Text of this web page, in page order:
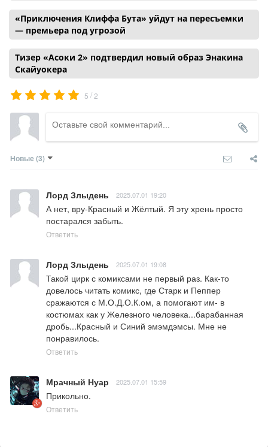
«Приключения Клиффа Бута» уйдут на пересъемки
— премьера под угрозой
Тизер «Асоки 2» подтвердил новый образ Энакина
Скайуокера
5 /2
Новые (3)
Лорд Злыдень 2025.07.01 19:20
А нет, вру-Красный и Жёлтый. Я эту хрень просто
постарался забыть.
Ответить
Лорд Злыдень 2025.07.01 19:08
Такой цирк с комиксами не первый раз. Как-то
довелось читать комикс, где Старк и Пеппер
сражаются с М.О.Д.О.К.ом, а помогают им- в
костюмах как у Железного человека...барабанная
дробь...Красный и Синий эмэмдэмсы. Мне не
понравилось.
Ответить
Мрачный Нуар 2025.07.01 15:59
Прикольно.
Ответить